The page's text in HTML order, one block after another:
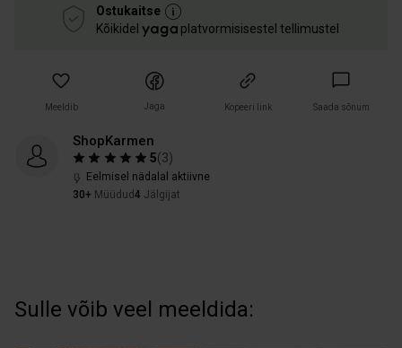
Ostukaitse
Kõikidel
platvormisisestel tellimustel
Meeldib Jaga Kopeeri link Saada sõnum
ShopKarmen
5(3)
Eelmisel nädalal aktiivne
30+ Müüdud 4 Jälgijat
Sulle võib veel meeldida: